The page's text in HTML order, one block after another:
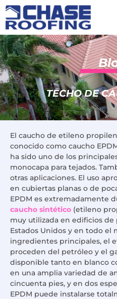
TECHO DE
El caucho de etileno
conocido como caucho
ha sido uno de los
monocapa para tejados.
otras aplicaciones. El uso
en cubiertas planas o de
EPDM es extremadamente
caucho sintético (etileno
muy utilizada en edificios
Estados Unidos y en todo el
ingredientes principales, el
proceden del petróleo y el
disponible tanto en blanco
en una amplia variedad de
cincuenta pies, y en dos
EPDM puede instalarse